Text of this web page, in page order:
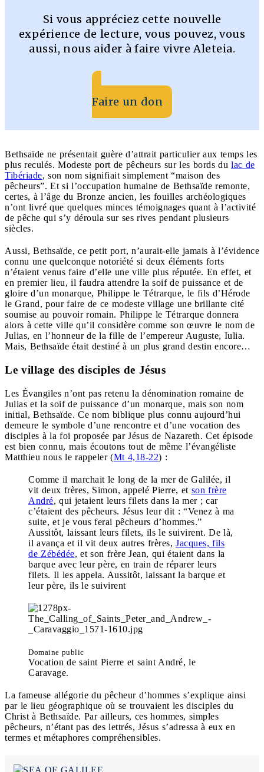
Si vous appréciez cette nouvelle
expérience de lecture, vous pouvez, vous
aussi, nous aider à faire vivre Aleteia.
Faire un don
Bethsaïde ne présentait guère d’attrait particulier aux temps les
plus reculés. Modeste port de pêcheurs sur les bords du lac de
Tibériade, son nom signifiait simplement “maison des
pêcheurs”. Et si l’occupation humaine de Bethsaïde remonte,
certes, à l’âge du Bronze ancien, les fouilles archéologiques
n’ont livré que quelques minces témoignages quant à l’activité
de pêche qui s’y déroula sur ses rives pendant plusieurs
siècles.
Aussi, Bethsaïde, ce petit port, n’aurait-elle jamais à l’évidence
connu une quelconque notoriété si deux éléments forts
n’étaient venus faire d’elle une ville plus réputée. En effet, et
en premier lieu, il faudra attendre la soif de puissance et de
gloire d’un monarque, Philippe le Tétrarque, le fils d’Hérode
le Grand, pour faire de ce modeste village une brillante cité
soumise au pouvoir romain. Philippe le Tétrarque donnera
alors à cette ville qu’il considère comme son œuvre le nom de
Julias, en l’honneur de la fille de l’empereur Auguste, Iulia.
Mais, Bethsaïde était destiné à un plus grand destin encore…
Le village des disciples de Jésus
Les Évangiles n’ont pas retenu la dénomination romaine de
Julias et la soif de puissance d’un monarque, mais son nom
initial, Bethsaïde. Ce nom biblique plus connu aujourd’hui
demeure le symbole d’une rencontre et d’une vocation des
disciples à la foi proposée par Jésus de Nazareth. Cet épisode
est bien connu, mais écoutons tout de même l’évangéliste
Matthieu nous le rappeler (Mt 4,18-22) :
Comme il marchait le long de la mer de Galilée, il
vit deux frères, Simon, appelé Pierre, et son frère
André, qui jetaient leurs filets dans la mer ; car
c’étaient des pêcheurs. Jésus leur dit : “Venez à ma
suite, et je vous ferai pêcheurs d’hommes.”
Aussitôt, laissant leurs filets, ils le suivirent. De là,
il avança et il vit deux autres frères, Jacques, fils
de Zébédée, et son frère Jean, qui étaient dans la
barque avec leur père, en train de réparer leurs
filets. Il les appela. Aussitôt, laissant la barque et
leur père, ils le suivirent
Domaine public
Vocation de saint Pierre et saint André, le
Caravage.
La fameuse allégorie du pêcheur d’hommes s’explique ainsi
par le lieu géographique où se trouvaient les disciples du
Christ à Bethsaïde. Par ailleurs, ces hommes, simples
pêcheurs, n’étant pas des lettrés, Jésus s’adressa à eux en
termes et métaphores compréhensibles.